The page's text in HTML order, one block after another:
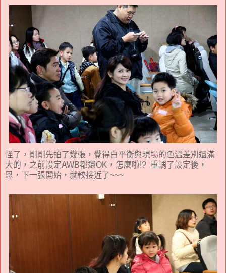
怪了，剛剛先拍了幾張，覺得白平衡與現場的色溫差別還滿
大的，之前設定AWB都還OK，怎麼啦!? 重調了設定後，
恩，下一張開始，就較接近了~~~